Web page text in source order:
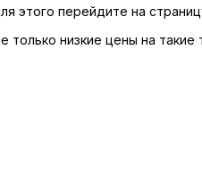
этого перейдите на
низкие цены на